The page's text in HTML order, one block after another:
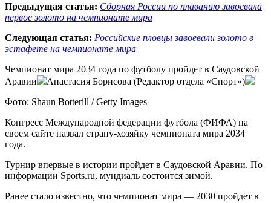
Предыдущая статья: Сборная России по плаванию завоевала
первое золото на чемпионате мира
Следующая статья: Российские пловцы завоевали золото в
эстафете на чемпионате мира
Чемпионат мира 2034 года по футболу пройдет в Саудовской
Аравии
Анастасия Борисова (Редактор отдела «Спорт»)
Фото: Shaun Botterill / Getty Images
Конгресс Международной федерации футбола (ФИФА) на
своем сайте назвал страну-хозяйку чемпионата мира 2034
года.
Турнир впервые в истории пройдет в Саудовской Аравии. По
информации Sports.ru, мундиаль состоится зимой.
Ранее стало известно, что чемпионат мира — 2030 пройдет в